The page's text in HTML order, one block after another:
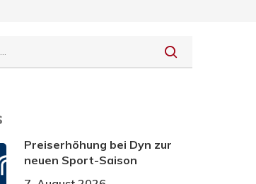
Preiserhöhung bei Dyn zur
neuen Sport-Saison